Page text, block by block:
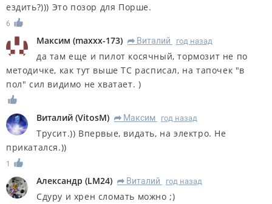
ездить?))) Это позор для Порше.
6
Максим (maxxx-173) R Виталий год назад
да там еще и пилот косячный, тормозит не по
методичке, как тут выше ТС расписал, на тапочек "в
пол" сил видимо не хватает. )
Виталий (VitosM) R Максим год назад
Трусит.)) Впервые, видать, на электро. Не
прикатался.))
1
Александр (LM24) R Виталий год назад
Сдуру и хрен сломать можно ;)